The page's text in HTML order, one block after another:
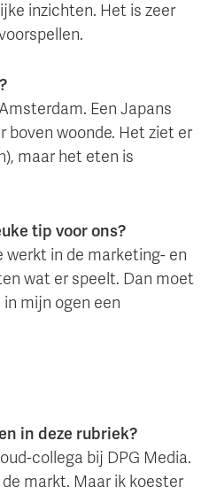
inzichten. Het is zeer
Een Japans
boven woonde. Het ziet er
maar het eten is
tip voor ons?
werkt in de marketing- en
wat er speelt. Dan moet
mijn ogen een
in deze rubriek?
collega bij DPG Media.
markt. Maar ik koester